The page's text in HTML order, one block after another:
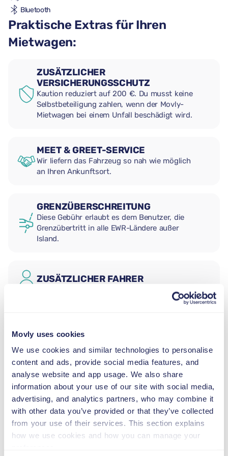
Movly uses cookies
We use cookies and similar technologies to personalise
content and ads, provide social media features, and
analyse website and app usage. We also share
information about your use of our site with social media,
advertising, and analytics partners, who may combine it
with other data you’ve provided or that they’ve collected
from your use of their services. This section explains
how we use cookies and how you can manage your
Bluetooth
Praktische Extras für Ihren
Mietwagen:
ZUSÄTZLICHER
VERSICHERUNGSSCHUTZ
Kaution reduziert auf 200 €. Du musst keine
Selbstbeteiligung zahlen, wenn der Movly-
Mietwagen bei einem Unfall beschädigt wird.
MEET & GREET-SERVICE
Wir liefern das Fahrzeug so nah wie möglich
an Ihren Ankunftsort.
GRENZÜBERSCHREITUNG
Diese Gebühr erlaubt es dem Benutzer, die
Grenzübertritt in alle EWR-Ländere außer
Island.
ZUSÄTZLICHER FAHRER
KLEINKINDSITZ
9–18 kg
KINDERSITZERHÖHUNG
15–36 kg